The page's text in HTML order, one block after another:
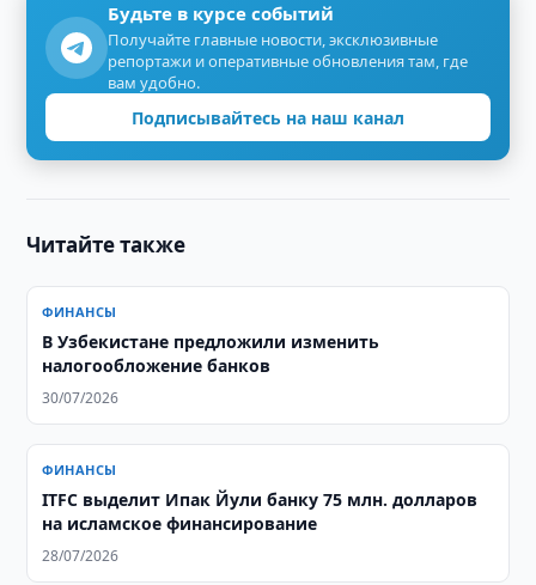
Будьте в курсе событий
Получайте главные новости, эксклюзивные
репортажи и оперативные обновления там, где
вам удобно.
Подписывайтесь на наш канал
Читайте также
ФИНАНСЫ
В Узбекистане предложили изменить
налогообложение банков
30/07/2026
ФИНАНСЫ
ITFC выделит Ипак Йули банку 75 млн. долларов
на исламское финансирование
28/07/2026